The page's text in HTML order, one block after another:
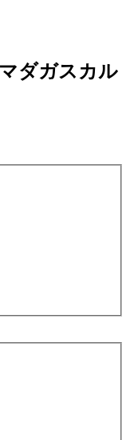
ダガスカル